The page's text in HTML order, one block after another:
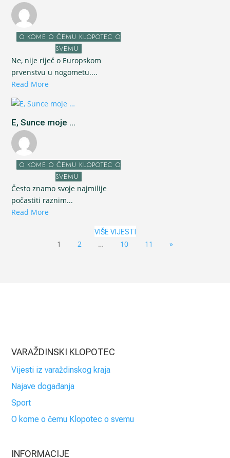
O KOME O ČEMU KLOPOTEC O
SVEMU
Ne, nije riječ o Europskom
prvenstvu u nogometu....
Read More
E, Sunce moje ...
O KOME O ČEMU KLOPOTEC O
SVEMU
Često znamo svoje najmilije
počastiti raznim...
Read More
VIŠE VIJESTI
1 2 … 10 11 »
VARAŽDINSKI KLOPOTEC
Vijesti iz varaždinskog kraja
Najave događanja
Sport
O kome o čemu Klopotec o svemu
INFORMACIJE